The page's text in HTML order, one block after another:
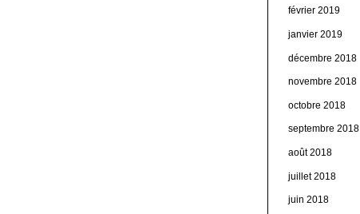
février 2019
janvier 2019
décembre 2018
novembre 2018
octobre 2018
septembre 2018
août 2018
juillet 2018
juin 2018